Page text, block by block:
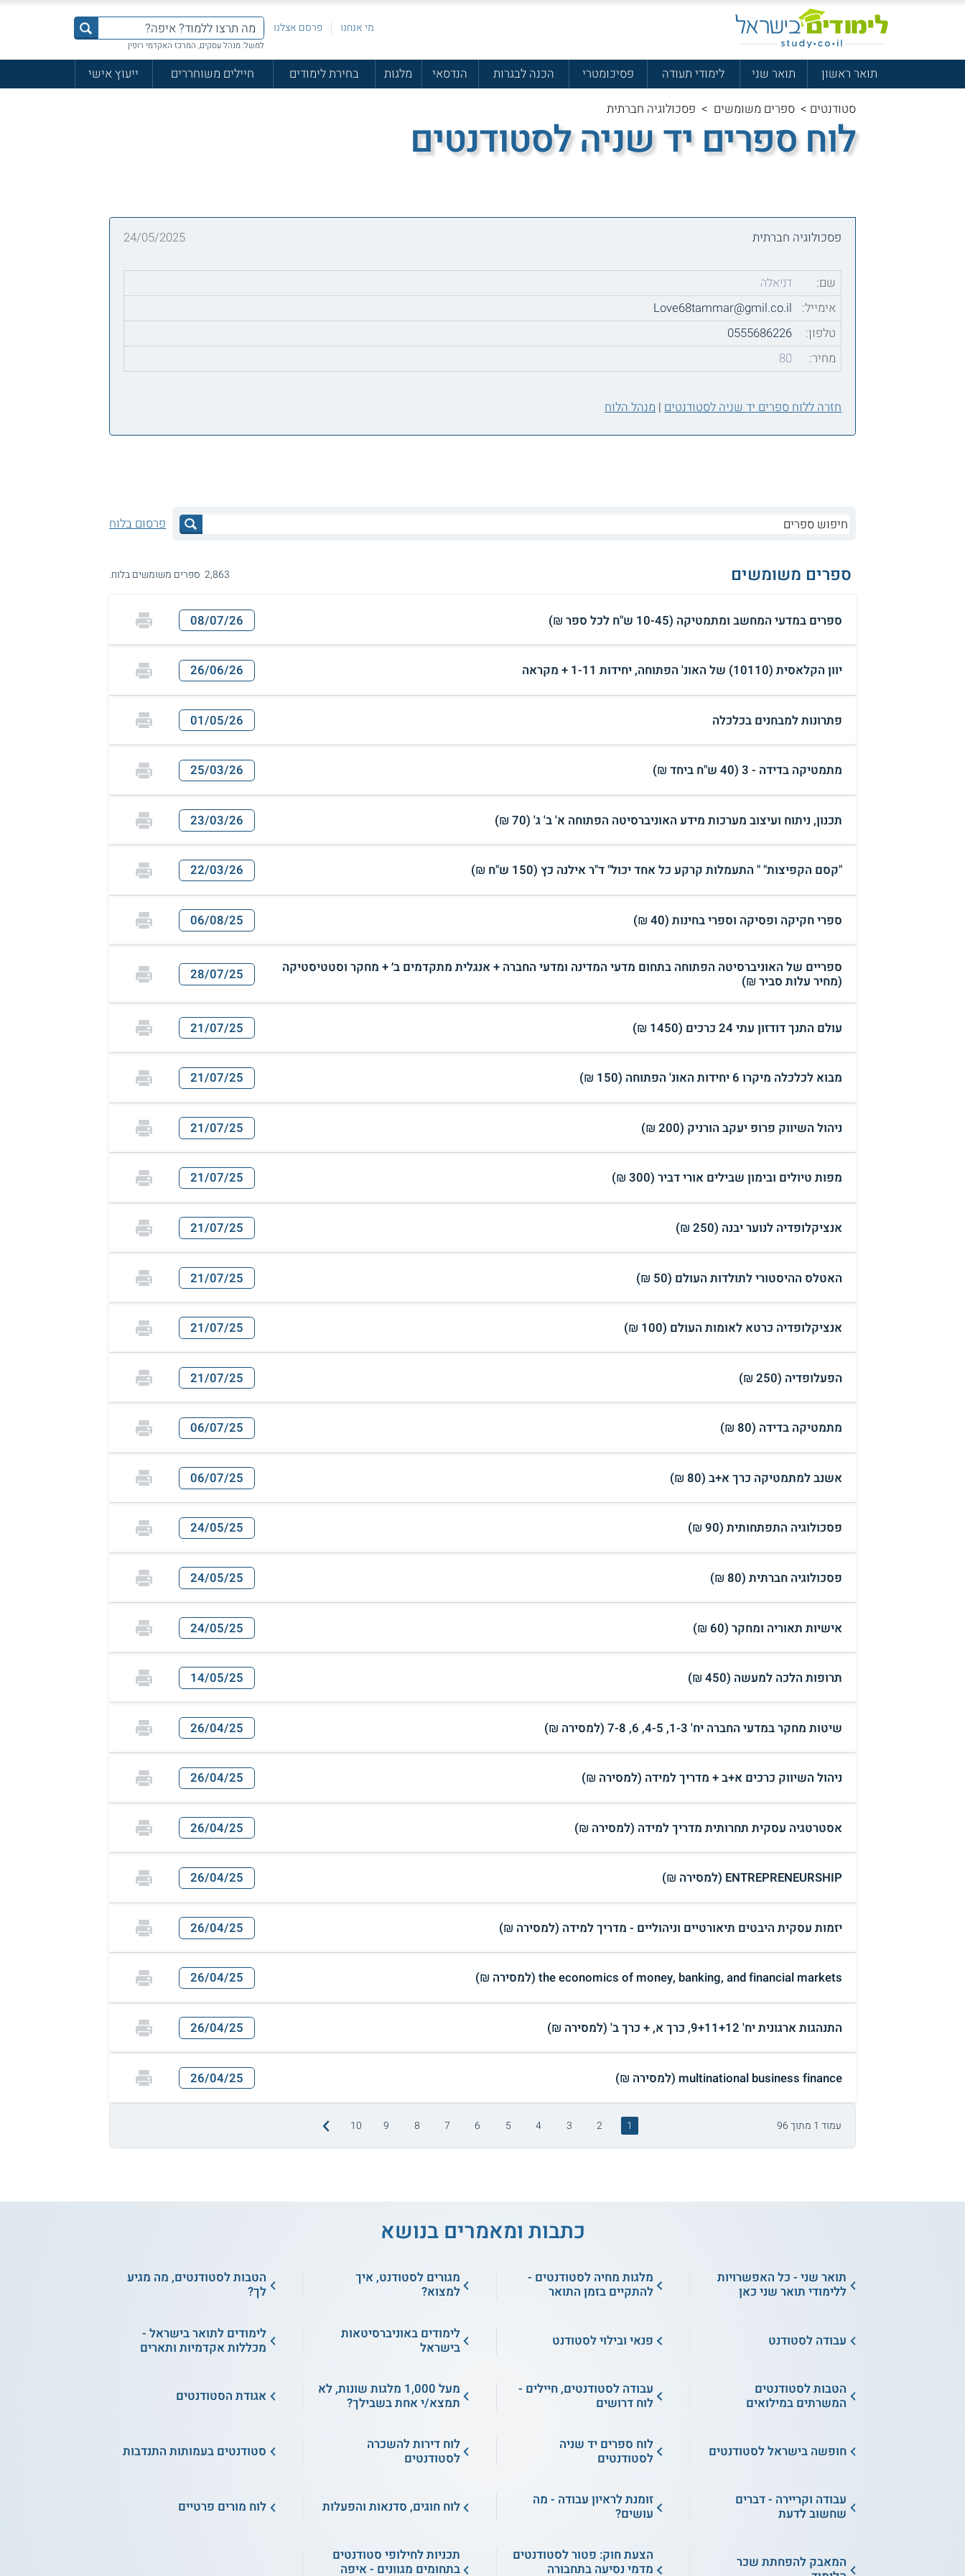
מי אנחנו פרסם אצלנו
למשל: מנהל עסקים, המרכז האקדמי רופין
תואר ראשון תואר שני לימודי תעודה פסיכומטרי הכנה לבגרות הנדסאי מלגות בחירת לימודים חיילים משוחררים
ייעוץ אישי
סטודנטים > ספרים משומשים > פסכולוגיה חברתית
לוח ספרים יד שניה לסטודנטים
פסכולוגיה חברתית 24/05/2025
שם:
דניאלה
אימייל:
Love68tammar@gmil.co.il
טלפון:
0555686226
מחיר:
80
חזרה ללוח ספרים יד שניה לסטודנטים|מנהל הלוח
פרסום בלוח
ספרים משומשים 2,863 ספרים משומשים בלוח.
ספרים במדעי המחשב ומתמטיקה (10-45 ש"ח לכל ספר ₪) 08/07/26
יוון הקלאסית (10110) של האונ' הפתוחה, יחידות 1-11 + מקראה 26/06/26
פתרונות למבחנים בכלכלה 01/05/26
מתמטיקה בדידה - 3 (40 ש"ח ביחד ₪) 25/03/26
תכנון, ניתוח ועיצוב מערכות מידע האוניברסיטה הפתוחה א' ב' ג' (70 ₪) 23/03/26
"קסם הקפיצות" " התעמלות קרקע כל אחד יכול" ד"ר אילנה כץ (150 ש"ח ₪) 22/03/26
ספרי חקיקה ופסיקה וספרי בחינות (40 ₪) 06/08/25
ספריים של האוניברסיטה הפתוחה בתחום מדעי המדינה ומדעי החברה + אנגלית מתקדמים ב׳ + מחקר וסטטיסטיקה
(מחיר עלות סביר ₪)
28/07/25
עולם התנך דודזון עתי 24 כרכים (1450 ₪) 21/07/25
מבוא לכלכלה מיקרו 6 יחידות האונ' הפתוחה (150 ₪) 21/07/25
ניהול השיווק פרופ יעקב הורניק (200 ₪) 21/07/25
מפות טיולים ובימון שבילים אורי דביר (300 ₪) 21/07/25
אנציקלופדיה לנוער יבנה (250 ₪) 21/07/25
האטלס ההיסטורי לתולדות העולם (50 ₪) 21/07/25
אנציקלופדיה כרטא לאומות העולם (100 ₪) 21/07/25
הפעלופדיה (250 ₪) 21/07/25
מתמטיקה בדידה (80 ₪) 06/07/25
אשנב למתמטיקה כרך א+ב (80 ₪) 06/07/25
פסכולוגיה התפתחותית (90 ₪) 24/05/25
פסכולוגיה חברתית (80 ₪) 24/05/25
אישיות תאוריה ומחקר (60 ₪) 24/05/25
תרופות הלכה למעשה (450 ₪) 14/05/25
שיטות מחקר במדעי החברה יח' 1-3, 4-5, 6, 7-8 (למסירה ₪) 26/04/25
ניהול השיווק כרכים א+ב + מדריך למידה (למסירה ₪) 26/04/25
אסטרטגיה עסקית תחרותית מדריך למידה (למסירה ₪) 26/04/25
ENTREPRENEURSHIP (למסירה ₪) 26/04/25
יזמות עסקית היבטים תיאורטיים וניהוליים - מדריך למידה (למסירה ₪) 26/04/25
the economics of money, banking, and financial markets (למסירה ₪) 26/04/25
התנהגות ארגונית יח' 9+11+12, כרך א, + כרך ב' (למסירה ₪) 26/04/25
multinational business finance (למסירה ₪) 26/04/25
עמוד 1 מתוך 96 1
2
3
4
5
6
7
8
9
10
כתבות ומאמרים בנושא
תואר שני - כל האפשרויות
ללימודי תואר שני כאן
מלגות מחיה לסטודנטים -
להתקיים בזמן התואר
מגורים לסטודנט, איך
למצוא?
הטבות לסטודנטים, מה מגיע
לך?
עבודה לסטודנט פנאי ובילוי לסטודנט
לימודים באוניברסיטאות
בישראל
לימודים לתואר בישראל -
מכללות אקדמיות ותארים
הטבות לסטודנטים
המשרתים במילואים
עבודה לסטודנטים, חיילים -
לוח דרושים
מעל 1,000 מלגות שונות, לא
תמצא/י אחת בשבילך?
אגודת הסטודנטים
חופשה בישראל לסטודנטים
לוח ספרים יד שניה
לסטודנטים
לוח דירות להשכרה
לסטודנטים
סטודנטים בעמותות התנדבות
עבודה וקריירה - דברים
שחשוב לדעת
זומנת לראיון עבודה - מה
עושים?
לוח חוגים, סדנאות והפעלות לוח מורים פרטיים
המאבק להפחתת שכר
הצעת חוק: פטור לסטודנטים
מדמי נסיעה בתחבורה
תכניות לחילופי סטודנטים
בתחומים מגוונים - איפה